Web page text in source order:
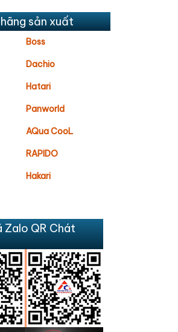
sản xuất
Boss
Dachio
Hatari
Panworld
AQua CooL
RAPIDO
Hakari
Zalo QR Chát